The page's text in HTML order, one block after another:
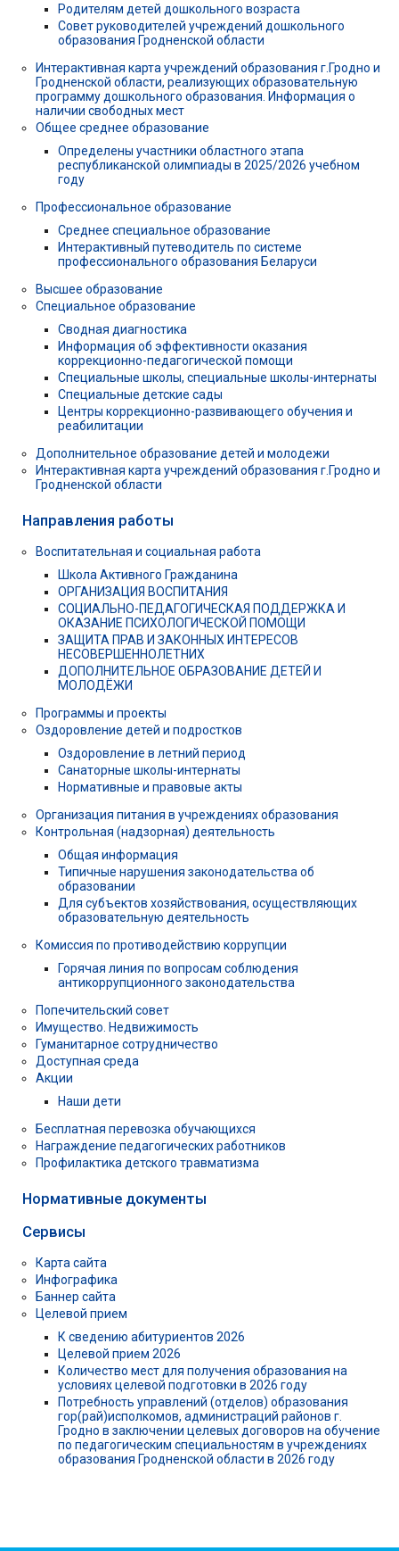
Родителям детей дошкольного возраста
Совет руководителей учреждений дошкольного
образования Гродненской области
Интерактивная карта учреждений образования г.Гродно и
Гродненской области, реализующих образовательную
программу дошкольного образования. Информация о
наличии свободных мест
Общее среднее образование
Определены участники областного этапа
республиканской олимпиады в 2025/2026 учебном
году
Профессиональное образование
Среднее специальное образование
Интерактивный путеводитель по системе
профессионального образования Беларуси
Высшее образование
Специальное образование
Сводная диагностика
Информация об эффективности оказания
коррекционно-педагогической помощи
Специальные школы, специальные школы-интернаты
Специальные детские сады
Центры коррекционно-развивающего обучения и
реабилитации
Дополнительное образование детей и молодежи
Интерактивная карта учреждений образования г.Гродно и
Гродненской области
Направления работы
Воспитательная и социальная работа
Школа Активного Гражданина
ОРГАНИЗАЦИЯ ВОСПИТАНИЯ
СОЦИАЛЬНО-ПЕДАГОГИЧЕСКАЯ ПОДДЕРЖКА И
ОКАЗАНИЕ ПСИХОЛОГИЧЕСКОЙ ПОМОЩИ
ЗАЩИТА ПРАВ И ЗАКОННЫХ ИНТЕРЕСОВ
НЕСОВЕРШЕННОЛЕТНИХ
ДОПОЛНИТЕЛЬНОЕ ОБРАЗОВАНИЕ ДЕТЕЙ И
МОЛОДЁЖИ
Программы и проекты
Оздоровление детей и подростков
Оздоровление в летний период
Санаторные школы-интернаты
Нормативные и правовые акты
Организация питания в учреждениях образования
Контрольная (надзорная) деятельность
Общая информация
Типичные нарушения законодательства об
образовании
Для субъектов хозяйствования, осуществляющих
образовательную деятельность
Комиссия по противодействию коррупции
Горячая линия по вопросам соблюдения
антикоррупционного законодательства
Попечительский совет
Имущество. Недвижимость
Гуманитарное сотрудничество
Доступная среда
Акции
Наши дети
Бесплатная перевозка обучающихся
Награждение педагогических работников
Профилактика детского травматизма
Нормативные документы
Сервисы
Карта сайта
Инфографика
Баннер сайта
Целевой прием
К сведению абитуриентов 2026
Целевой прием 2026
Количество мест для получения образования на
условиях целевой подготовки в 2026 году
Потребность управлений (отделов) образования
гор(рай)исполкомов, администраций районов г.
Гродно в заключении целевых договоров на обучение
по педагогическим специальностям в учреждениях
образования Гродненской области в 2026 году